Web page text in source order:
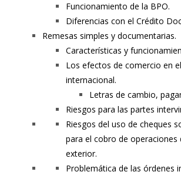
Funcionamiento de la BPO.
Diferencias con el Crédito
Remesas simples y documentarias.
Características y
Los efectos de comercio en
internacional.
Letras de cambio,
Riesgos para las partes
Riesgos del uso de cheques
para el cobro de operaciones
exterior.
Problemática de las órdenes